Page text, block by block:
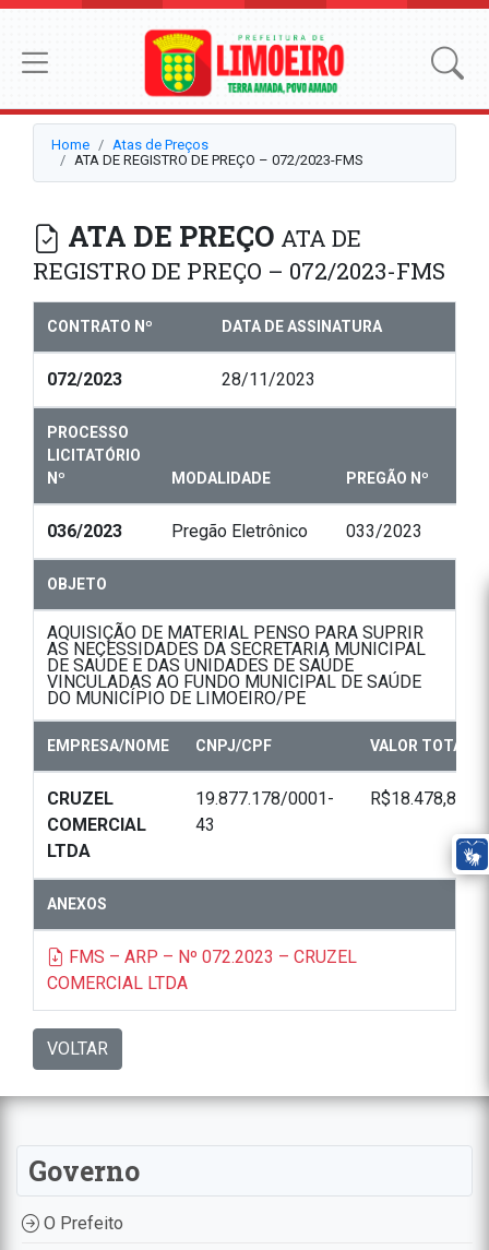
Home
Atas de Preços
ATA DE REGISTRO DE PREÇO – 072/2023-FMS
ATA DE PREÇO ATA DE
REGISTRO DE PREÇO – 072/2023-FMS
CONTRATO Nº DATA DE ASSINATURA
072/2023 28/11/2023
PROCESSO
LICITATÓRIO
Nº
MODALIDADE PREGÃO Nº
036/2023 Pregão Eletrônico 033/2023
OBJETO
AQUISIÇÃO DE MATERIAL PENSO PARA SUPRIR
AS NECESSIDADES DA SECRETARIA MUNICIPAL
DE SAÚDE E DAS UNIDADES DE SAÚDE
VINCULADAS AO FUNDO MUNICIPAL DE SAÚDE
DO MUNICÍPIO DE LIMOEIRO/PE
EMPRESA/NOME CNPJ/CPF VALOR TOTAL
CRUZEL
COMERCIAL
LTDA
19.877.178/0001-
43
R$18.478,80
ANEXOS
FMS – ARP – Nº 072.2023 – CRUZEL
COMERCIAL LTDA
VOLTAR
Governo
O Prefeito